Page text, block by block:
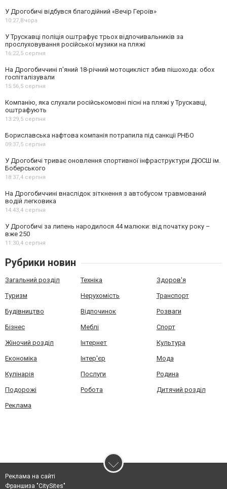
У Дрогобичі відбувся благодійний «Вечір Героїв»
10:27,Вчора
У Трускавці поліція оштрафує трьох відпочивальників за
прослуховування російської музики на пляжі
16:22,5 серпня
На Дрогобиччині п'яний 18-річний мотоцикліст збив пішохода: обох
госпіталізували
15:56,5 серпня
Компанію, яка слухали російськомовні пісні на пляжі у Трускавці,
оштрафують
13:29,5 серпня
Бориславська нафтова компанія потрапила під санкції РНБО
09:37,5 серпня
У Дрогобичі триває оновлення спортивної інфраструктури ДЮСШ ім.
Боберського
18:37,4 серпня
На Дрогобиччині внаслідок зіткнення з автобусом травмований
водій легковика
14:43,4 серпня
У Дрогобичі за липень народилося 44 малюки: від початку року –
вже 250
11:30,4 серпня
Рубрики новин
Загальний розділ Техніка Здоров'я
Туризм Нерухомість Транспорт
Будівництво Відпочинок Розваги
Бізнес Меблі Спорт
Жіночий розділ Інтернет Культура
Економіка Інтер'єр Мода
Кулінарія Послуги Родина
Подорожі Робота Дитячий розділ
Реклама
Реклама на сайті
Франшиза "CitySites"